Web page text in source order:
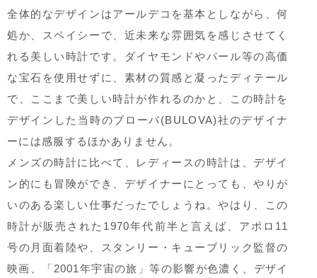
全体的なデザインはアールデコを基本としながら、何
処か、スペイシーで、近未来な雰囲気を感じさせてく
れる美しい時計です。ダイヤモンドやパール等の高価
な宝石を使用せずに、素材の質感と凝ったディテール
で、ここまで美しい時計が作れるのかと、この時計を
デザインした当時のブローバ(BULOVA)社のデザイナ
ーには感服するほかありません。
メンズの時計に比べて、レディースの時計は、デザイ
ン的にも冒険ができ、デザイナーにとっても、やりが
いのある楽しい仕事だったでしょうね。やはり、この
時計が販売された1970年代前半と言えば、アポロ11
号の月面着陸や、スタンリー・キューブリック監督の
映画、「2001年宇宙の旅」等の影響が色濃く、デザイ